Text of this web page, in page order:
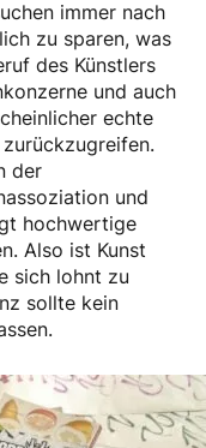
immer nach
zu sparen, was
des Künstlers
und auch
echte
der
und
hochwertige
Also ist Kunst
sich lohnt zu
sollte kein